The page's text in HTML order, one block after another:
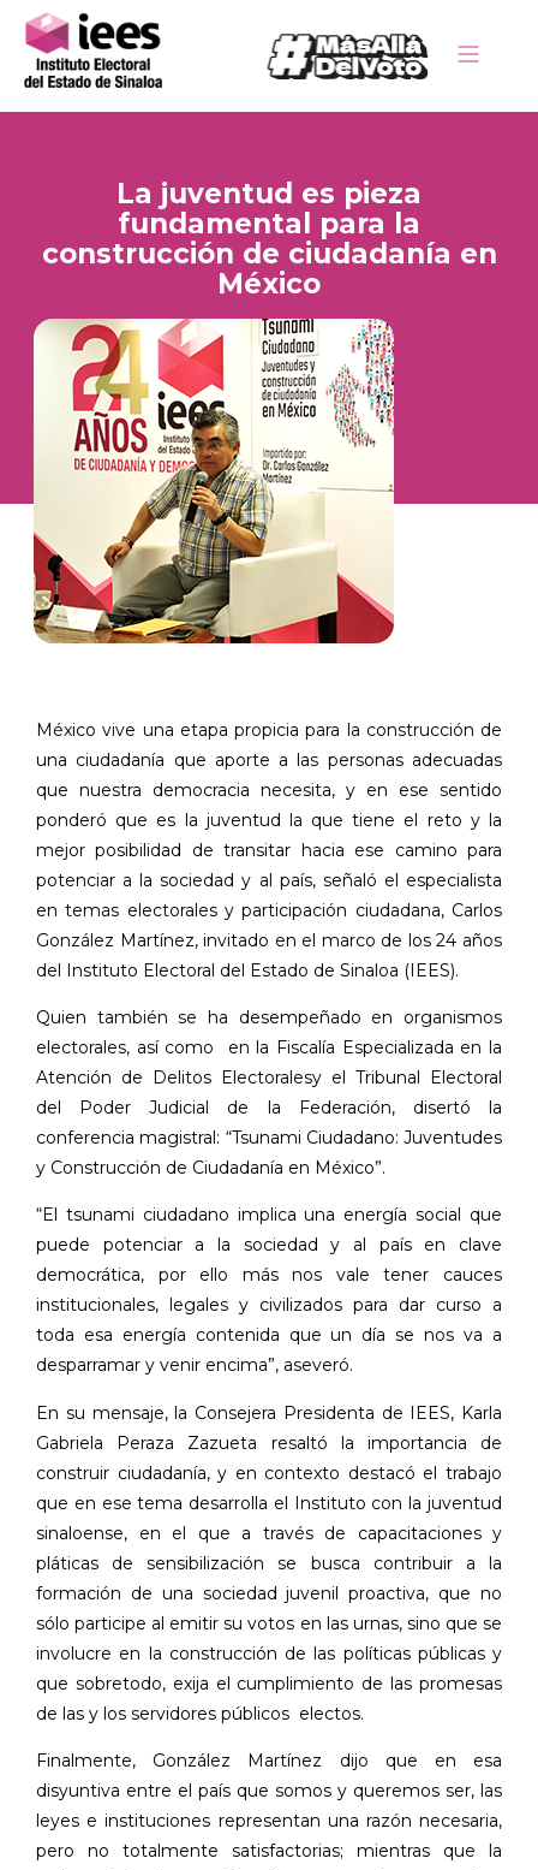
La juventud es pieza
fundamental para la
construcción de ciudadanía en
México
México vive una etapa propicia para la construcción de
una ciudadanía que aporte a las personas adecuadas
que nuestra democracia necesita, y en ese sentido
ponderó que es la juventud la que tiene el reto y la
mejor posibilidad de transitar hacia ese camino para
potenciar a la sociedad y al país, señaló el especialista
en temas electorales y participación ciudadana, Carlos
González Martínez, invitado en el marco de los 24 años
del Instituto Electoral del Estado de Sinaloa (IEES).
Quien también se ha desempeñado en organismos
electorales, así como
en la Fiscalía Especializada en la
Atención de Delitos Electoralesy el Tribunal Electoral
del Poder Judicial de la Federación, disertó la
conferencia magistral: “Tsunami Ciudadano: Juventudes
y Construcción de Ciudadanía en México”.
“El tsunami ciudadano implica una energía social que
puede potenciar a la sociedad y al país en clave
democrática, por ello más nos vale tener cauces
institucionales, legales y civilizados para dar curso a
toda esa energía contenida que un día se nos va a
desparramar y venir encima”, aseveró.
En su mensaje, la Consejera Presidenta de IEES, Karla
Gabriela Peraza Zazueta resaltó la importancia de
construir ciudadanía, y en contexto destacó el trabajo
que en ese tema desarrolla el Instituto con la juventud
sinaloense, en el que a través de capacitaciones y
pláticas de sensibilización se busca contribuir a la
formación de una sociedad juvenil proactiva, que no
sólo participe al emitir su votos en las urnas, sino que se
involucre en la construcción de las políticas públicas y
que sobretodo, exija el cumplimiento de las promesas
de las y los servidores públicos electos.
Finalmente, González Martínez dijo que en esa
disyuntiva entre el país que somos y queremos ser, las
leyes e instituciones representan una razón necesaria,
pero no totalmente satisfactorias; mientras que la